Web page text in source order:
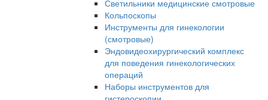
Светильники медицинские смотровые
Кольпоскопы
Инструменты для гинекологии
(смотровые)
Эндовидеохирургический комплекс
для поведения гинекологических
операций
Наборы инструментов для